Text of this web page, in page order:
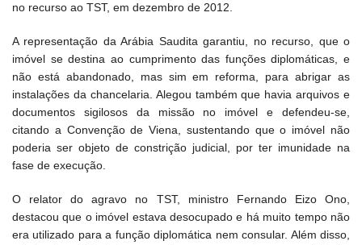
no recurso ao TST, em dezembro de 2012.
A representação da Arábia Saudita garantiu, no recurso, que o
imóvel se destina ao cumprimento das funções diplomáticas, e
não está abandonado, mas sim em reforma, para abrigar as
instalações da chancelaria. Alegou também que havia arquivos e
documentos sigilosos da missão no imóvel e defendeu-se,
citando a Convenção de Viena, sustentando que o imóvel não
poderia ser objeto de constrição judicial, por ter imunidade na
fase de execução.
O relator do agravo no TST, ministro Fernando Eizo Ono,
destacou que o imóvel estava desocupado e há muito tempo não
era utilizado para a função diplomática nem consular. Além disso,